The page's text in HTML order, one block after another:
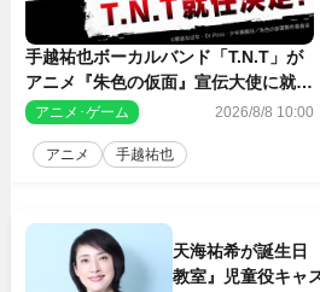
手越祐也ボーカルバンド「T.N.T」が
アニメ『朱色の仮面』宣伝大使に就任
決定
アニメ･ゲーム 2026/8/8 10:00
アニメ 手越祐也
天海祐希が誕生日
教室』児童役キャ